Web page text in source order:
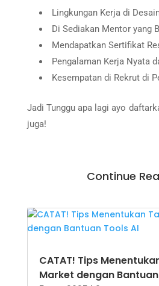
Lingkungan Kerja di
Di Sediakan Mentor yang
Mendapatkan Sertifikat
Pengalaman Kerja Nyata
Kesempatan di Rekrut di
Jadi Tunggu apa lagi ayo
juga!
Continue
CATAT! Tips
Market dengan